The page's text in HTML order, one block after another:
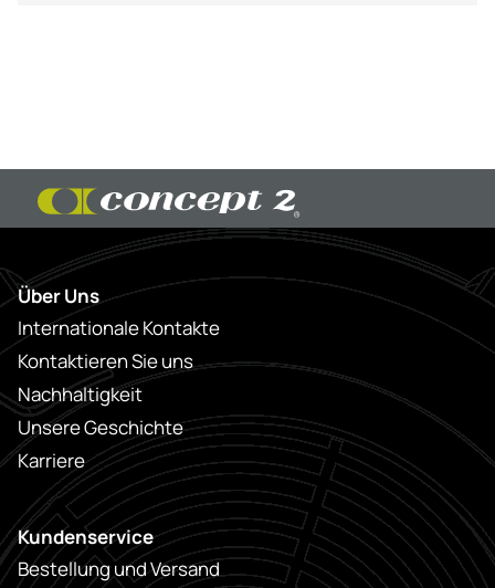
Über Uns
Internationale Kontakte
Kontaktieren Sie uns
Nachhaltigkeit
Unsere Geschichte
Karriere
Kundenservice
Bestellung und Versand